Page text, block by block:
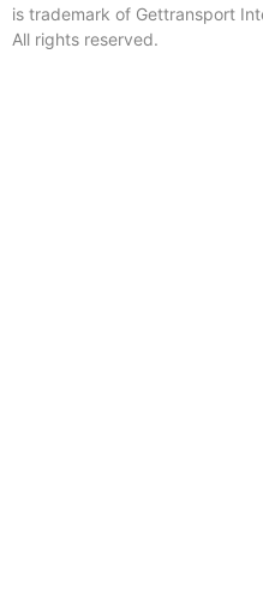
is trademark of Gettransport
All rights reserved.